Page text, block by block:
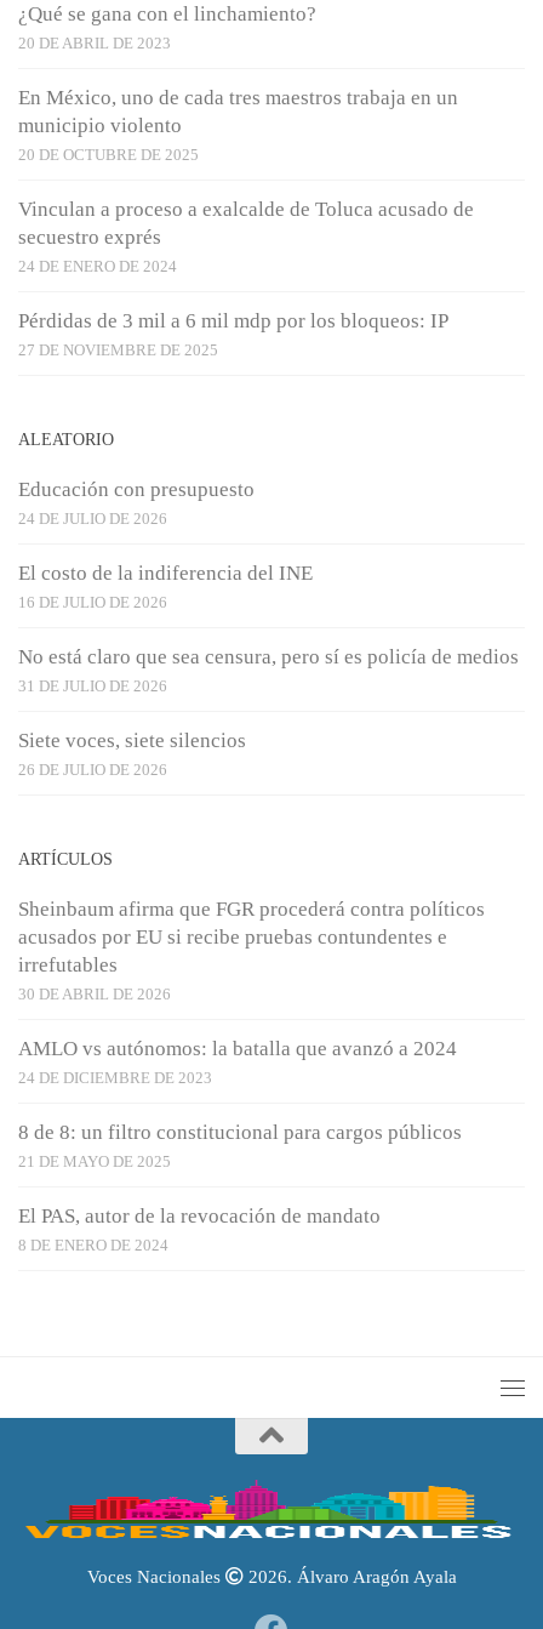
¿Qué se gana con el linchamiento?
20 DE ABRIL DE 2023
En México, uno de cada tres maestros trabaja en un
municipio violento
20 DE OCTUBRE DE 2025
Vinculan a proceso a exalcalde de Toluca acusado de
secuestro exprés
24 DE ENERO DE 2024
Pérdidas de 3 mil a 6 mil mdp por los bloqueos: IP
27 DE NOVIEMBRE DE 2025
ALEATORIO
Educación con presupuesto
24 DE JULIO DE 2026
El costo de la indiferencia del INE
16 DE JULIO DE 2026
No está claro que sea censura, pero sí es policía de medios
31 DE JULIO DE 2026
Siete voces, siete silencios
26 DE JULIO DE 2026
ARTÍCULOS
Sheinbaum afirma que FGR procederá contra políticos
acusados por EU si recibe pruebas contundentes e
irrefutables
30 DE ABRIL DE 2026
AMLO vs autónomos: la batalla que avanzó a 2024
24 DE DICIEMBRE DE 2023
8 de 8: un filtro constitucional para cargos públicos
21 DE MAYO DE 2025
El PAS, autor de la revocación de mandato
8 DE ENERO DE 2024
Voces Nacionales 2026. Álvaro Aragón Ayala